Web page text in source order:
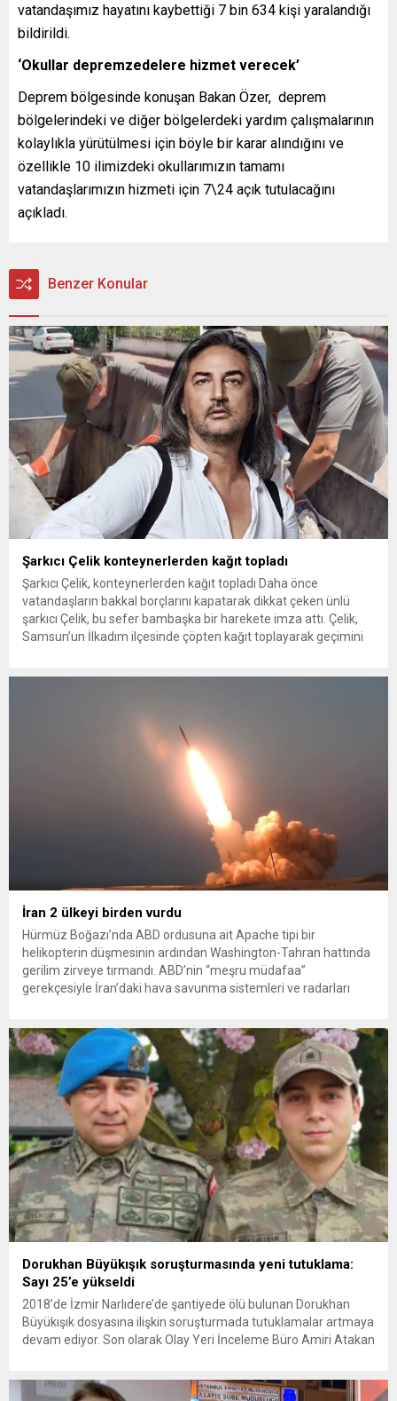
vatandaşımız hayatını kaybettiği 7 bin 634 kişi yaralandığı
bildirildi.
‘Okullar depremzedelere hizmet verecek’
Deprem bölgesinde konuşan Bakan Özer, deprem
bölgelerindeki ve diğer bölgelerdeki yardım çalışmalarının
kolaylıkla yürütülmesi için böyle bir karar alındığını ve
özellikle 10 ilimizdeki okullarımızın tamamı
vatandaşlarımızın hizmeti için 7\24 açık tutulacağını
açıkladı.
Benzer Konular
Şarkıcı Çelik konteynerlerden kağıt topladı
Şarkıcı Çelik, konteynerlerden kağıt topladı Daha önce
vatandaşların bakkal borçlarını kapatarak dikkat çeken ünlü
şarkıcı Çelik, bu sefer bambaşka bir harekete imza attı. Çelik,
Samsun’un İlkadım ilçesinde çöpten kağıt toplayarak geçimini
İran 2 ülkeyi birden vurdu
Hürmüz Boğazı’nda ABD ordusuna ait Apache tipi bir
helikopterin düşmesinin ardından Washington-Tahran hattında
gerilim zirveye tırmandı. ABD’nin “meşru müdafaa”
gerekçesiyle İran’daki hava savunma sistemleri ve radarları
yeni bir ABD saldırısına anında yanıt verileceğini duyurdu....
Dorukhan Büyükışık soruşturmasında yeni tutuklama:
Sayı 25’e yükseldi
2018’de İzmir Narlıdere’de şantiyede ölü bulunan Dorukhan
Büyükışık dosyasına ilişkin soruşturmada tutuklamalar artmaya
devam ediyor. Son olarak Olay Yeri İnceleme Büro Amiri Atakan
bulunan Dorukhan Büyükışık’a ilişkin yeniden açılan